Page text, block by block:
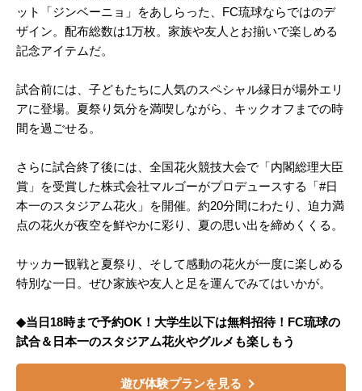
ット「ジンベーニョ」をあしらった、FC琉球ならではのデ
ザイン。配布総数は1万枚。家族や友人とお揃いで楽しめる
記念アイテムだ。
試合前には、子どもたちに人気のスペシャル縁日が場外エリ
アに登場。夏祭り気分を満喫しながら、キックオフまでの時
間を過ごせる。
さらに試合終了後には、全国花火競技大会で「内閣総理大臣
賞」を受賞した株式会社マルゴーがプロデュースする「#日
本一のスタジアム花火」を開催。約20分間にわたり、迫力満
点の花火が夜空を鮮やかに彩り、夏の思い出を締めくくる。
サッカー観戦と夏祭り、そして感動の花火が一度に楽しめる
特別な一日。ぜひ家族や友人と足を運んでみてはいかが。
◆当日18時まで予約OK！大学生以下は無料招待！FC琉球の
試合＆日本一のスタジアム花火やグルメも楽しもう
遊び体験プランを見る